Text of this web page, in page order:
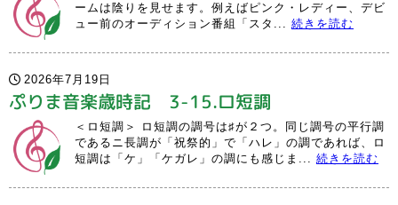
ームは陰りを見せます。例えばピンク・レディー、デビ
ュー前のオーディション番組「スタ... 続きを読む
2026年7月19日
ぷりま音楽歳時記 3-15.ロ短調
＜ロ短調＞ ロ短調の調号は♯が２つ。同じ調号の平行調
であるニ長調が「祝祭的」で「ハレ」の調であれば、ロ
短調は「ケ」「ケガレ」の調にも感じま... 続きを読む